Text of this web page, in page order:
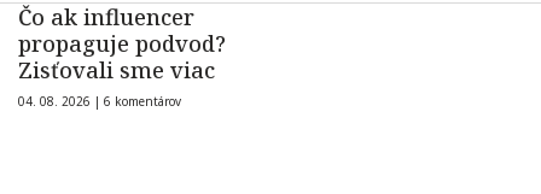
Čo ak influencer
propaguje podvod?
Zisťovali sme viac
04. 08. 2026 | 6 komentárov